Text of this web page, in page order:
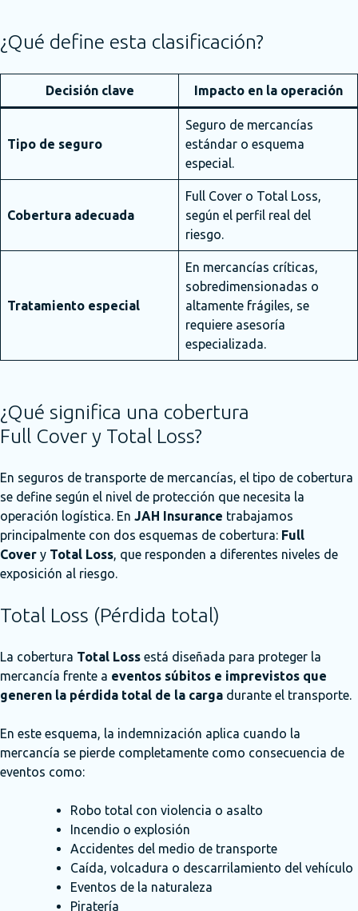
¿Qué define esta clasificación?
Decisión clave Impacto en la operación
Tipo de seguro
Seguro de mercancías
estándar o esquema
especial.
Cobertura adecuada
Full Cover o Total Loss,
según el perfil real del
riesgo.
Tratamiento especial
En mercancías críticas,
sobredimensionadas o
altamente frágiles, se
requiere asesoría
especializada.
¿Qué significa una cobertura
Full Cover y Total Loss?
En seguros de transporte de mercancías, el tipo de cobertura
se define según el nivel de protección que necesita la
operación logística. En JAH Insurance trabajamos
principalmente con dos esquemas de cobertura: Full
Cover y Total Loss, que responden a diferentes niveles de
exposición al riesgo.
Total Loss (Pérdida total)
La cobertura Total Loss está diseñada para proteger la
mercancía frente a eventos súbitos e imprevistos que
generen la pérdida total de la carga durante el transporte.
En este esquema, la indemnización aplica cuando la
mercancía se pierde completamente como consecuencia de
eventos como:
Robo total con violencia o asalto
Incendio o explosión
Accidentes del medio de transporte
Caída, volcadura o descarrilamiento del vehículo
Eventos de la naturaleza
Piratería